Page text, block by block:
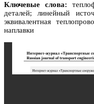
Ключевые слова:
деталей; линейный
эквивалентная
наплавки